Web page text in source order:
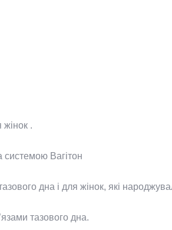
.
системою Вагітон
дна і для жінок, які
тазового дна.